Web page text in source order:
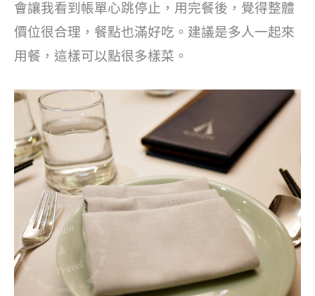
會讓我看到帳單心跳停止，用完餐後，覺得整體
價位很合理，餐點也滿好吃。建議是多人一起來
用餐，這樣可以點很多樣菜。